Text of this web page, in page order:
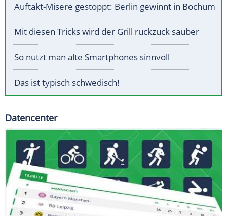
Auftakt-Misere gestoppt: Berlin gewinnt in Bochum
Mit diesen Tricks wird der Grill ruckzuck sauber
So nutzt man alte Smartphones sinnvoll
Das ist typisch schwedisch!
Datencenter